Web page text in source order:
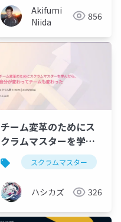
Akifumi
Niida
856
チーム変革のためにス
クラムマスターを学ん
だら、自分が変わって
チームも変わった
スクラムマスター
ハシカズ 326